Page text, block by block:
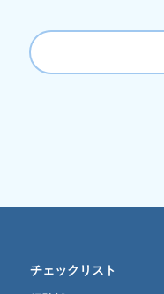
チェックリスト